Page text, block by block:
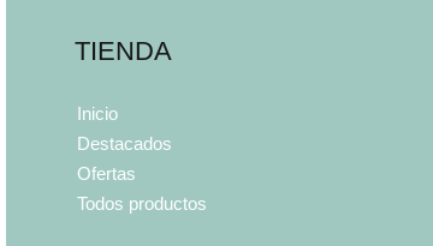
TIENDA
Inicio
Destacados
Ofertas
Todos productos